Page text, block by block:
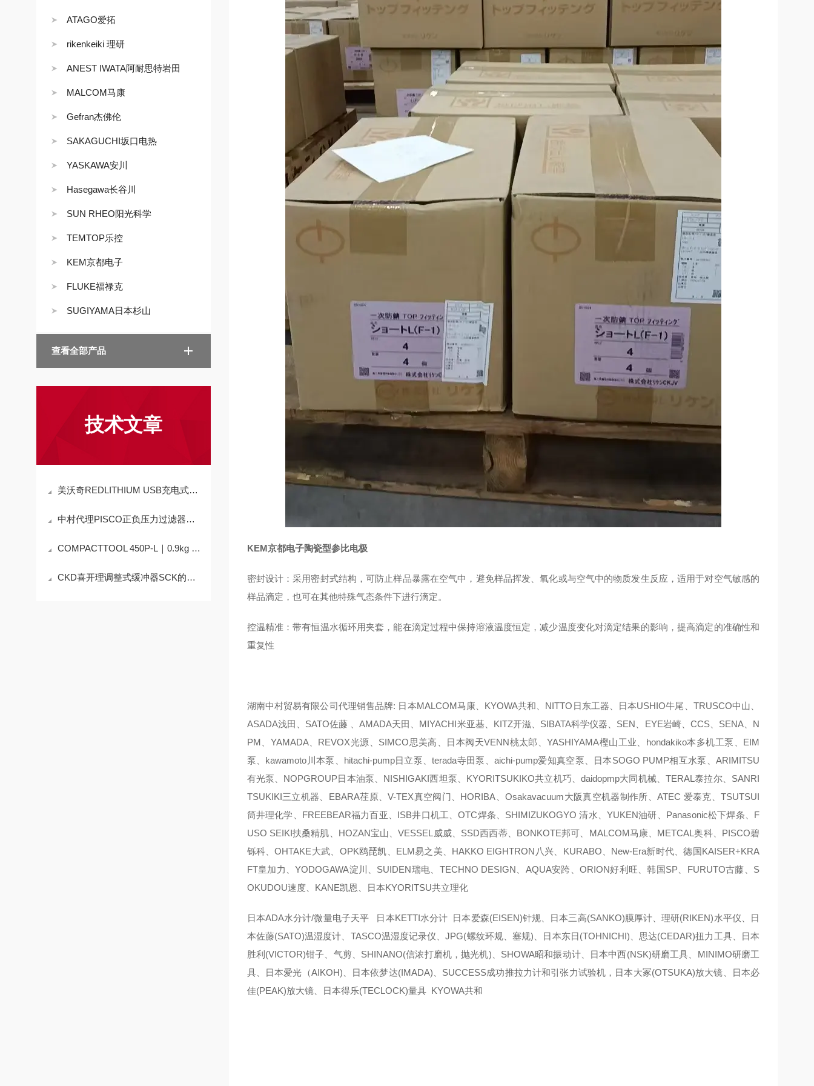
ATAGO爱拓
rikenkeiki 理研
ANEST IWATA阿耐思特岩田
MALCOM马康
Gefran杰佛伦
SAKAGUCHI坂口电热
YASKAWA安川
Hasegawa长谷川
SUN RHEO阳光科学
TEMTOP乐控
KEM京都电子
FLUKE福禄克
SUGIYAMA日本杉山
查看全部产品
技术文章
美沃奇REDLITHIUM USB充电式折叠棒灯的特点
中村代理PISCO正负压力过滤器联管直通SFU1-44适用范围
COMPACTTOOL 450P‑L｜0.9kg 超轻精密点磨机，死角抛光 + 镜面修复双突破
CKD喜开理调整式缓冲器SCK的操作使用
KEM京都电子陶瓷型参比电极
密封设计：采用密封式结构，可防止样品暴露在空气中，避免样品挥发、氧化或与空气中的物质发生反应，适用于对空气敏感的
样品滴定，也可在其他特殊气态条件下进行滴定。
控温精准：带有恒温水循环用夹套，能在滴定过程中保持溶液温度恒定，减少温度变化对滴定结果的影响，提高滴定的准确性和
重复性
湖南中村贸易有限公司代理销售品牌: 日本MALCOM马康、KYOWA共和、NITTO日东工器、日本USHIO牛尾、TRUSCO中山、
ASADA浅田、SATO佐藤 、AMADA天田、MIYACHI米亚基、KITZ开滋、SIBATA科学仪器、SEN、EYE岩崎、CCS、SENA、N
PM、YAMADA、REVOX光源、SIMCO思美高、日本阀天VENN桃太郎、YASHIYAMA樫山工业、hondakiko本多机工泵、EIM
泵、kawamoto川本泵、hitachi-pump日立泵、terada寺田泵、aichi-pump爱知真空泵、日本SOGO PUMP相互水泵、ARIMITSU
有光泵、NOPGROUP日本油泵、NISHIGAKI西坦泵、KYORITSUKIKO共立机巧、daidopmp大同机械、TERAL泰拉尔、SANRI
TSUKIKI三立机器、EBARA荏原、V-TEX真空阀门、HORIBA、Osakavacuum大阪真空机器制作所、ATEC 爱泰克、TSUTSUI
筒井理化学、FREEBEAR福力百亚、ISB井口机工、OTC焊条、SHIMIZUKOGYO 清水、YUKEN油研、Panasonic松下焊条、F
USO SEIKI扶桑精肌、HOZAN宝山、VESSEL威威、SSD西西蒂、BONKOTE邦可、MALCOM马康、METCAL奥科、PISCO碧
铄科、OHTAKE大武、OPK鸥琵凯、ELM易之美、HAKKO EIGHTRON八兴、KURABO、New-Era新时代、德国KAISER+KRA
FT皇加力、YODOGAWA淀川、SUIDEN瑞电、TECHNO DESIGN、AQUA安跨、ORION好利旺、韩国SP、FURUTO古藤、S
OKUDOU速度、KANE凯恩、日本KYORITSU共立理化
日本ADA水分计/微量电子天平 日本KETTI水分计 日本爱森(EISEN)针规、日本三高(SANKO)膜厚计、理研(RIKEN)水平仪、日
本佐藤(SATO)温湿度计、TASCO温湿度记录仪、JPG(螺纹环规、塞规)、日本东日(TOHNICHI)、思达(CEDAR)扭力工具、日本
胜利(VICTOR)钳子、气剪、SHINANO(信浓打磨机，抛光机)、SHOWA昭和振动计、日本中西(NSK)研磨工具、MINIMO研磨工
具、日本爱光（AIKOH)、日本依梦达(IMADA)、SUCCESS成功推拉力计和引张力试验机，日本大冢(OTSUKA)放大镜、日本必
佳(PEAK)放大镜、日本得乐(TECLOCK)量具 KYOWA共和